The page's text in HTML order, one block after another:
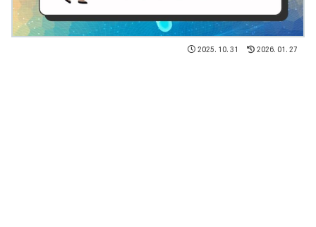
2025.10.31 2026.01.27